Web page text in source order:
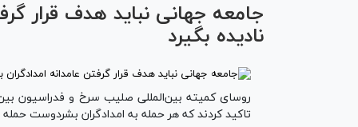
جامعه جهانی نباید هدف قرار
نادیده بگیرد
روسای کمیته بین‌المللی صلیب سرخ و فدراسیون
تاکید کردند که هر حمله به امدادگران بشردوست